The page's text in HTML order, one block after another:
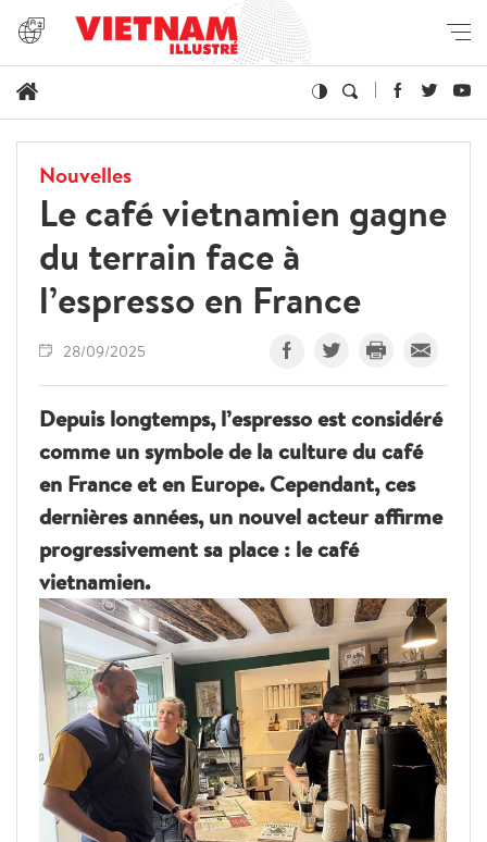
Nouvelles
Le café vietnamien gagne
du terrain face à
l’espresso en France
28/09/2025
Depuis longtemps, l’espresso est considéré
comme un symbole de la culture du café
en France et en Europe. Cependant, ces
dernières années, un nouvel acteur affirme
progressivement sa place : le café
vietnamien.